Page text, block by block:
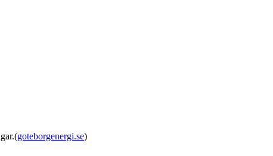
goteborgenergi.se)